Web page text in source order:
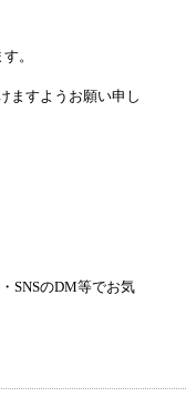
。
ますようお願い申し
SNSのDM等でお気